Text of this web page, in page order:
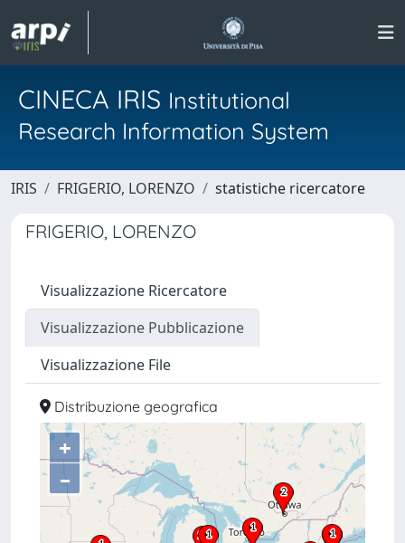
CINECA IRIS Institutional
Research Information System
IRIS FRIGERIO, LORENZO statistiche ricercatore
FRIGERIO, LORENZO
Visualizzazione Ricercatore
Visualizzazione Pubblicazione
Visualizzazione File
Distribuzione geografica
+
–